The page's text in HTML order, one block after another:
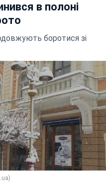
в полоні
боротися зі